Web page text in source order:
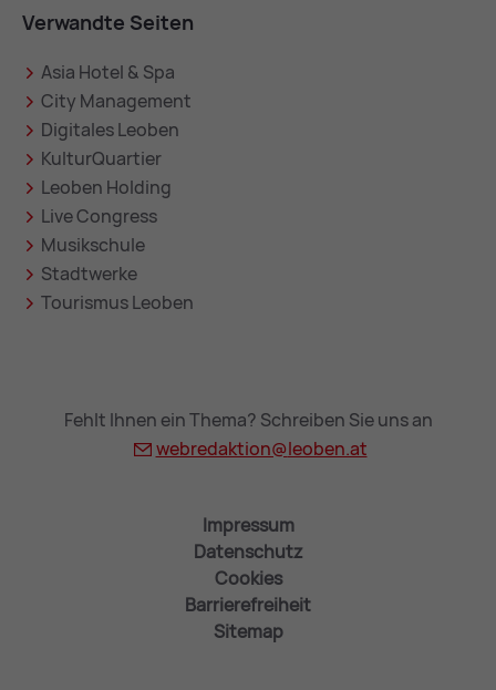
Verwandte Seiten
Asia Hotel & Spa
City Management
Digitales Leoben
KulturQuartier
Leoben Holding
Live Congress
Musikschule
Stadtwerke
Tourismus Leoben
Fehlt Ihnen ein Thema? Schreiben Sie uns an
webredaktion@leoben.at
Impressum
Datenschutz
Cookies
Barrierefreiheit
Sitemap